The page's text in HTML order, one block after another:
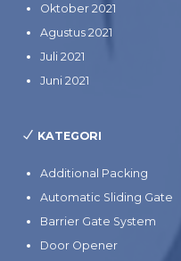
Oktober 2021
Agustus 2021
Juli 2021
Juni 2021
KATEGORI
Additional Packing
Automatic Sliding Gate
Barrier Gate System
Door Opener